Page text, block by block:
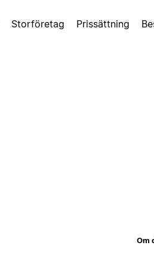
Storföretag Prissättning
Om